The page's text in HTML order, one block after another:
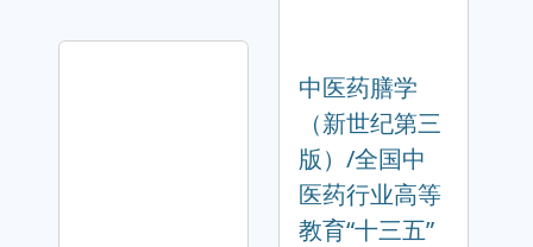
中医药膳学
（新世纪第三
版）/全国中
医药行业高等
教育“十三五”